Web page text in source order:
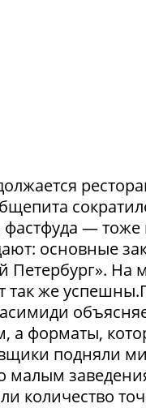
—
основные
Петербург». На
так же
а форматы,
подняли
малым
количество